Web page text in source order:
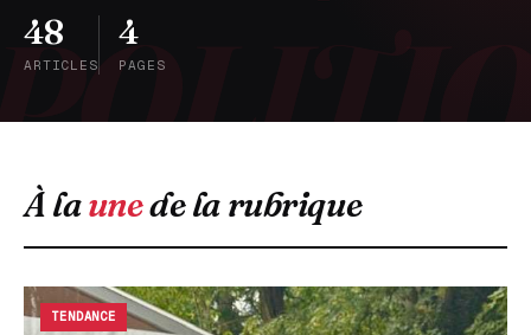
48
ARTICLES
4
PAGES
À launede la rubrique
TENDANCE